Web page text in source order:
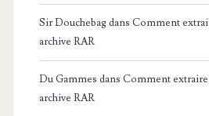
Sir Douchebagdans Comment
archive RAR
Du Gammes dans Comment extraire
archive RAR